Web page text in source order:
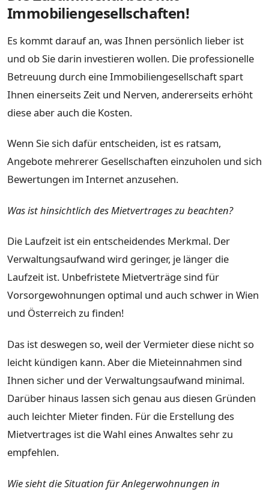
Immobiliengesellschaften!
Es kommt darauf an, was Ihnen persönlich lieber ist
und ob Sie darin investieren wollen. Die professionelle
Betreuung durch eine Immobiliengesellschaft spart
Ihnen einerseits Zeit und Nerven, andererseits erhöht
diese aber auch die Kosten.
Wenn Sie sich dafür entscheiden, ist es ratsam,
Angebote mehrerer Gesellschaften einzuholen und sich
Bewertungen im Internet anzusehen.
Was ist hinsichtlich des Mietvertrages zu beachten?
Die Laufzeit ist ein entscheidendes Merkmal. Der
Verwaltungsaufwand wird geringer, je länger die
Laufzeit ist. Unbefristete Mietverträge sind für
Vorsorgewohnungen optimal und auch schwer in Wien
und Österreich zu finden!
Das ist deswegen so, weil der Vermieter diese nicht so
leicht kündigen kann. Aber die Mieteinnahmen sind
Ihnen sicher und der Verwaltungsaufwand minimal.
Darüber hinaus lassen sich genau aus diesen Gründen
auch leichter Mieter finden. Für die Erstellung des
Mietvertrages ist die Wahl eines Anwaltes sehr zu
empfehlen.
Wie sieht die Situation für Anlegerwohnungen in